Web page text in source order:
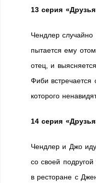
13 серия
Чендлер случайно
пытается ему
отец, и
Фиби встречается
которого
14 серия
Чендлер и Джо
со своей подругой
в ресторане с